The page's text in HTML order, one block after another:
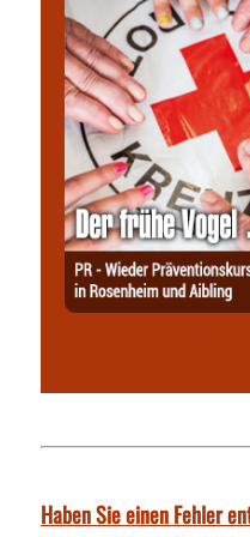
Haben Sie einen Fehler